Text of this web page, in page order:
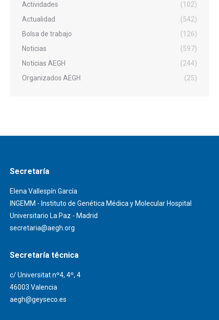
Actividades
(102)
Actualidad
(542)
Bolsa de trabajo
(126)
Noticias
(597)
Noticias AEGH
(244)
Organizados AEGH
(25)
Secretaría
Elena Vallespín García
INGEMM - Instituto de Genética Médica y Molecular Hospital
Universitario La Paz - Madrid
secretaria@aegh.org
Secretaría técnica
c/ Universitat nº4, 4º, 4
46003 Valencia
aegh@geyseco.es